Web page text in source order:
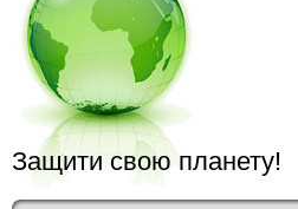
Защити свою планету!